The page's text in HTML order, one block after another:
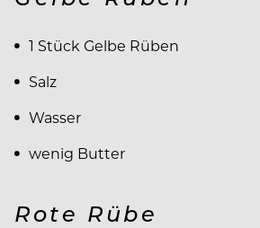
1 Stück Gelbe Rüben
Salz
Wasser
wenig Butter
Rote Rübe